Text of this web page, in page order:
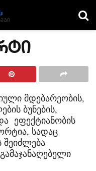
მდებარეობის,
ბუნების,
ეფექტიანობის
სადაც
შეიძლება